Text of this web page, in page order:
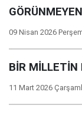
09 Nisan 2026
BİR MİLLETİN
11 Mart 2026